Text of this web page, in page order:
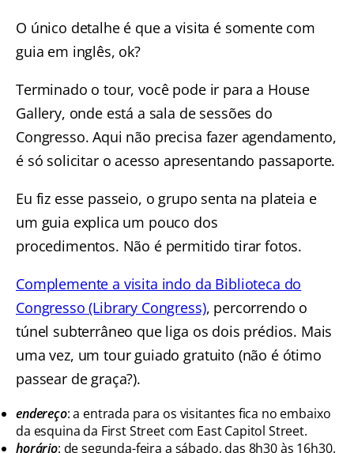
O único detalhe é que a visita é somente com
guia em inglês, ok?
Terminado o tour, você pode ir para a House
Gallery, onde está a sala de sessões do
Congresso. Aqui não precisa fazer agendamento,
é só solicitar o acesso apresentando passaporte.
Eu fiz esse passeio, o grupo senta na plateia e
um guia explica um pouco dos
procedimentos. Não é permitido tirar fotos.
Complemente a visita indo da Biblioteca do
Congresso (Library Congress), percorrendo o
túnel subterrâneo que liga os dois prédios. Mais
uma vez, um tour guiado gratuito (não é ótimo
passear de graça?).
endereço: a entrada para os visitantes fica no embaixo
da esquina da First Street com East Capitol Street.
horário: de segunda-feira a sábado, das 8h30 às 16h30.